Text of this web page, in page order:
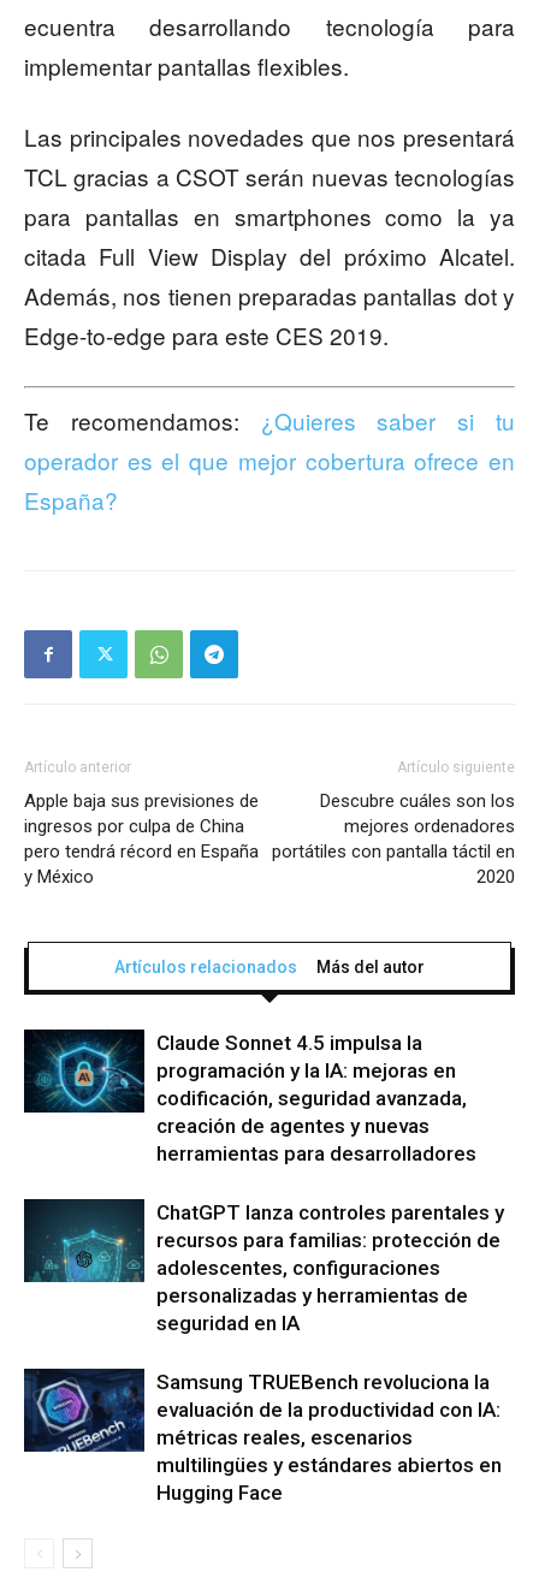
ecuentra desarrollando tecnología para
implementar pantallas flexibles.
Las principales novedades que nos presentará
TCL gracias a CSOT serán nuevas tecnologías
para pantallas en smartphones como la ya
citada Full View Display del próximo Alcatel.
Además, nos tienen preparadas pantallas dot y
Edge-to-edge para este CES 2019.
Te recomendamos: ¿Quieres saber si tu
operador es el que mejor cobertura ofrece en
España?
Artículo anterior
Apple baja sus previsiones de
ingresos por culpa de China
pero tendrá récord en España
y México
Artículo siguiente
Descubre cuáles son los
mejores ordenadores
portátiles con pantalla táctil en
2020
Artículos relacionados Más del autor
Claude Sonnet 4.5 impulsa la
programación y la IA: mejoras en
codificación, seguridad avanzada,
creación de agentes y nuevas
herramientas para desarrolladores
ChatGPT lanza controles parentales y
recursos para familias: protección de
adolescentes, configuraciones
personalizadas y herramientas de
seguridad en IA
Samsung TRUEBench revoluciona la
evaluación de la productividad con IA:
métricas reales, escenarios
multilingües y estándares abiertos en
Hugging Face